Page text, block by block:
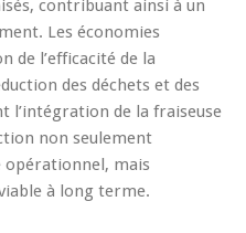
contribuant ainsi à un
Les économies
de l’efficacité de la
des déchets et des
l’intégration de la fraiseuse
non seulement
opérationnel, mais
à long terme.